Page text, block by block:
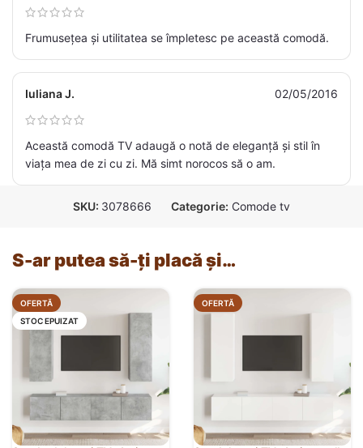
Frumusețea și utilitatea se împletesc pe această comodă.
Iuliana J. 02/05/2016
Această comodă TV adaugă o notă de eleganță și stil în
viața mea de zi cu zi. Mă simt norocos să o am.
SKU: 3078666 Categorie: Comode tv
S-ar putea să-ți placă și…
OFERTĂ
STOC EPUIZAT
OFERTĂ